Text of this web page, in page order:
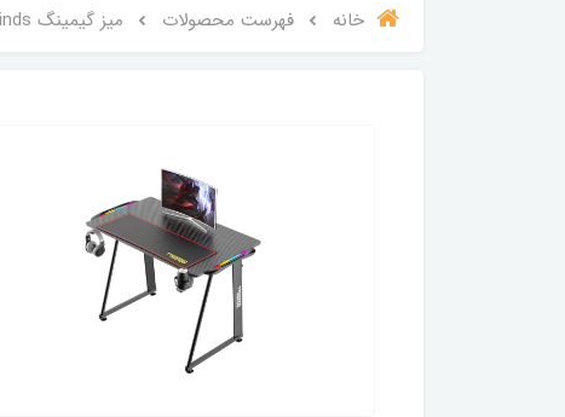
خانه فهرست محصولات میز گیمینگ Twisted Minds طرح A Shaped با نورپردازی RGB